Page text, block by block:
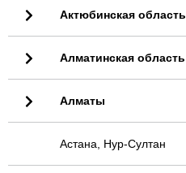
Актюбинская область
Алматинская область
Алматы
Астана, Нур-Султан